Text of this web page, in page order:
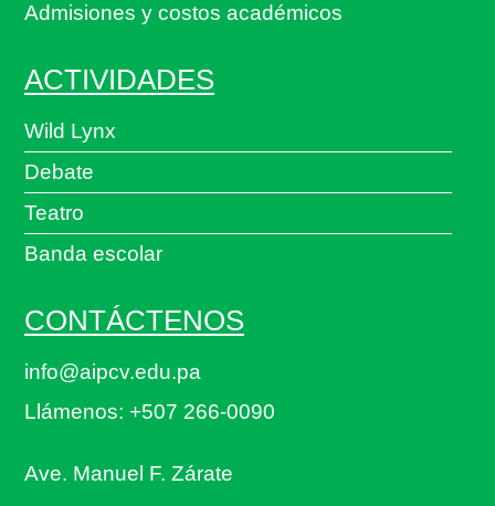
Admisiones y costos académicos
ACTIVIDADES
Wild Lynx
Debate
Teatro
Banda escolar
CONTÁCTENOS
info@aipcv.edu.pa
Llámenos: +507 266-0090
Ave. Manuel F. Zárate